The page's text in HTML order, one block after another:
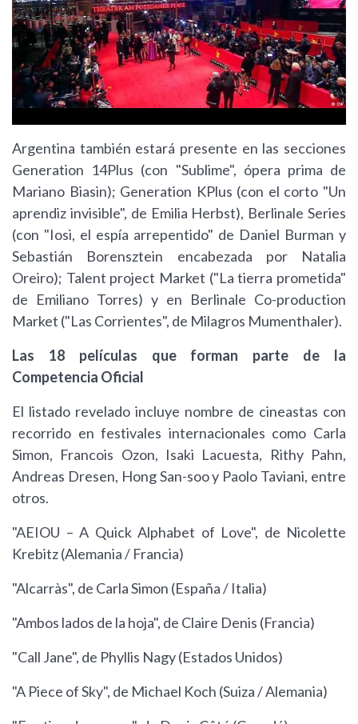
Argentina también estará presente en las secciones
Generation 14Plus (con "Sublime", ópera prima de
Mariano Biasin); Generation KPlus (con el corto "Un
aprendiz invisible", de Emilia Herbst), Berlinale Series
(con "Iosi, el espía arrepentido" de Daniel Burman y
Sebastián Borensztein encabezada por Natalia
Oreiro); Talent project Market ("La tierra prometida"
de Emiliano Torres) y en Berlinale Co-production
Market ("Las Corrientes", de Milagros Mumenthaler).
Las 18 películas que forman parte de la
Competencia Oficial
El listado revelado incluye nombre de cineastas con
recorrido en festivales internacionales como Carla
Simon, Francois Ozon, Isaki Lacuesta, Rithy Pahn,
Andreas Dresen, Hong San-soo y Paolo Taviani, entre
otros.
"AEIOU – A Quick Alphabet of Love", de Nicolette
Krebitz (Alemania / Francia)
"Alcarràs", de Carla Simon (España / Italia)
"Ambos lados de la hoja", de Claire Denis (Francia)
"Call Jane", de Phyllis Nagy (Estados Unidos)
"A Piece of Sky", de Michael Koch (Suiza / Alemania)